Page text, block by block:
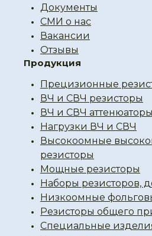
Документы
СМИ о нас
Вакансии
Отзывы
Продукция
Прецизионные
ВЧ и СВЧ резисторы
ВЧ и СВЧ
Нагрузки ВЧ и СВЧ
Высокоомные
резисторы
Мощные резисторы
Наборы резисторов,
Низкоомные
Резисторы общего
Специальные